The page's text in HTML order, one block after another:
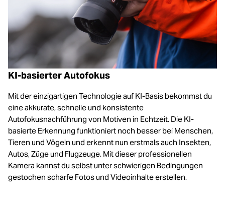
KI-basierter Autofokus
Mit der einzigartigen Technologie auf KI-Basis bekommst du
eine akkurate, schnelle und konsistente
Autofokusnachführung von Motiven in Echtzeit. Die KI-
basierte Erkennung funktioniert noch besser bei Menschen,
Tieren und Vögeln und erkennt nun erstmals auch Insekten,
Autos, Züge und Flugzeuge. Mit dieser professionellen
Kamera kannst du selbst unter schwierigen Bedingungen
gestochen scharfe Fotos und Videoinhalte erstellen.